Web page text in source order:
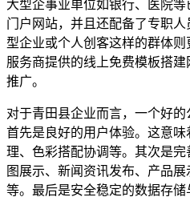
大型企事业单位如银行、医院
门户网站，并且还配备了专职
型企业或个人创客这样的群体
服务商提供的线上免费模板搭
推广。
对于青田县企业而言，一个好的
首先是良好的用户体验。这意
理、色彩搭配协调等。其次是
图展示、新闻资讯发布、产品
等。最后是安全稳定的数据存